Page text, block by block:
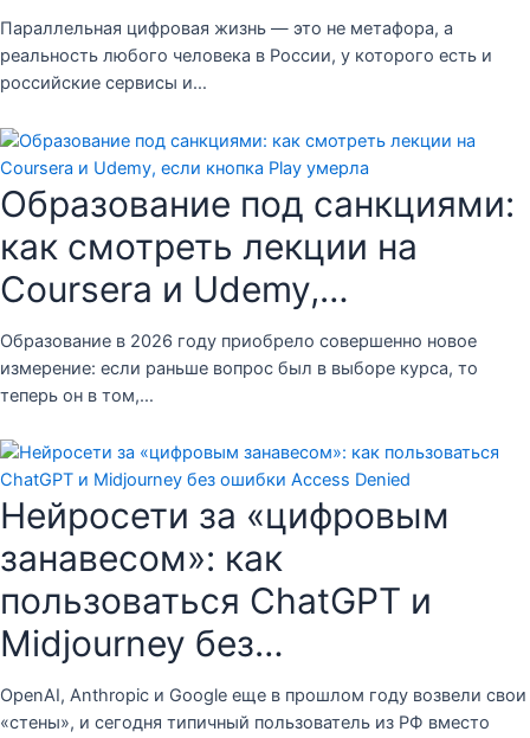
Параллельная цифровая жизнь — это не метафора, а
реальность любого человека в России, у которого есть и
российские сервисы и…
Образование под санкциями:
как смотреть лекции на
Coursera и Udemy,…
Образование в 2026 году приобрело совершенно новое
измерение: если раньше вопрос был в выборе курса, то
теперь он в том,…
Нейросети за «цифровым
занавесом»: как
пользоваться ChatGPT и
Midjourney без…
OpenAI, Anthropic и Google еще в прошлом году возвели свои
«стены», и сегодня типичный пользователь из РФ вместо